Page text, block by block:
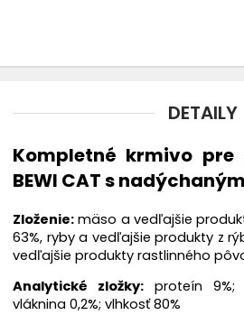
DETAILY
Kompletné krmivo pre
BEWI CAT s
Zloženie: mäso a vedľajšie
63%, ryby a vedľajšie produkty z
vedľajšie produkty rastlinného
Analytické zložky:proteín 9%;
vláknina 0,2%; vlhkosť 80%